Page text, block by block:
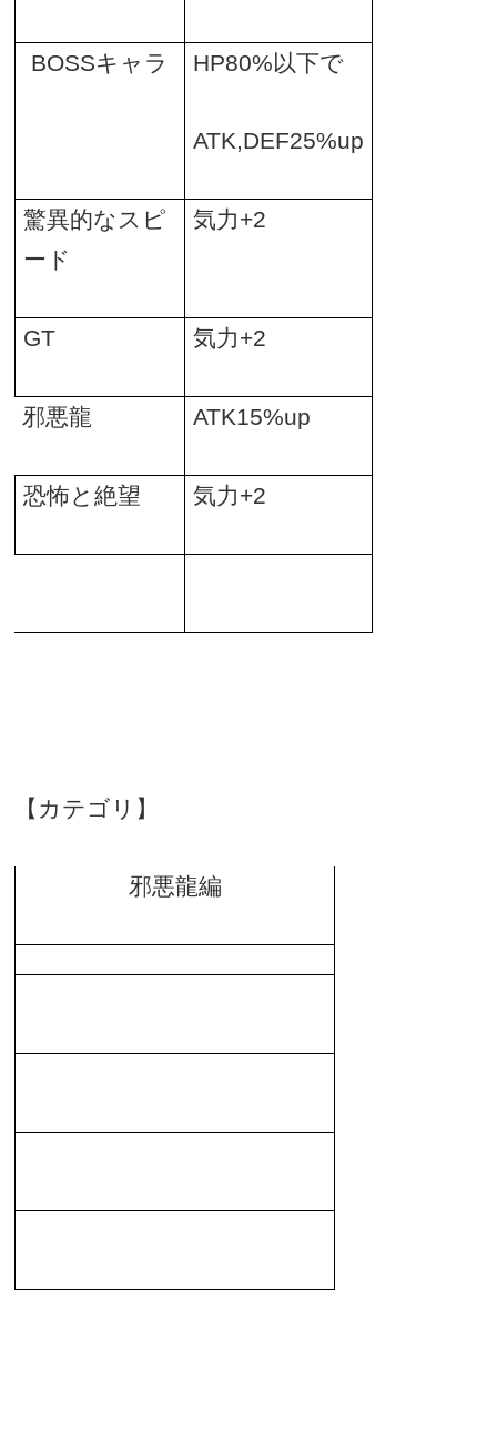
BOSSキャラ HP80%以下で
ATK,DEF25%up
驚異的なスピ
ード
気力+2
GT 気力+2
邪悪龍 ATK15%up
恐怖と絶望 気力+2
【カテゴリ】
邪悪龍編